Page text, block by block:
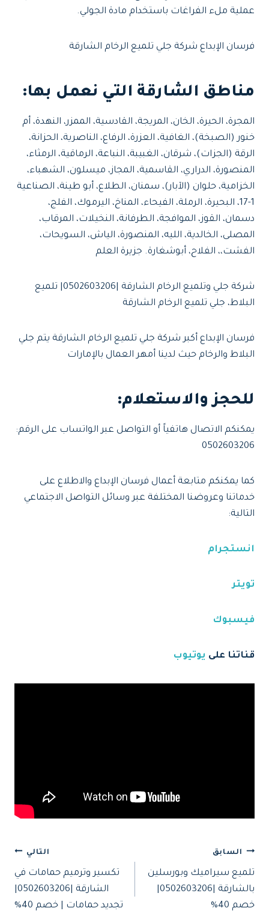
عملية ملء الفراغات باستخدام مادة الجولي.
فرسان الإبداع شركة جلي تلميع الرخام الشارقة
مناطق الشارقة التي نعمل بها:
المجرة، الحيرة، الخان، المريجة، القادسية، الممزر، النهدة، أم
خنور (الصبخة)، الغافية، العزرة، الرفاع، الناصرية، الحزانة،
الرقة (الجزات)، شرقان، الغبيبة، النباعة، الرماقية، الرمثاء،
المنصورة، الدراري، القاسمية، المجاز، ميسلون، الشهباء،
الخزامية، حلوان (الآبار)، سمنان، الطلاع، أبو طينة، الصناعية
1-17، البحيرة، الرملة، الفيحاء، المناخ، اليرموك، الفلج،
دسمان، القوز، الموافجة، الطرفانة، النخيلات، المرقاب،
المصلى، الخالدية، الليه، المنصورة، الياش، السويحات،
الفشت،، الفلاح، أبوشغارة. جزيرة العلم
شركة جلي وتلميع الرخام الشارقة |0502603206| تلميع
البلاط، جلي تلميع الرخام الشارقة
فرسان الإبداع أكبر شركة جلي تلميع الرخام الشارقة يتم جلي
البلاط والرخام حيث لدينا أمهر العمال بالإمارات
للحجز والاستعلام:
يمكنكم الاتصال هاتفياً أو التواصل عبر الواتساب على الرقم:
0502603206
كما يمكنكم متابعة أعمال فرسان الإبداع والاطلاع على
خدماتنا وعروضنا المختلفة عبر وسائل التواصل الاجتماعي
التالية:
انستجرام
تويتر
فيسبوك
قناتنا على يوتيوب
تصفّح
المقالات
السابق
تلميع سيراميك وبورسلين
خصم 40%
التالي
تكسير وترميم حمامات في
تجديد حمامات | خصم 40%